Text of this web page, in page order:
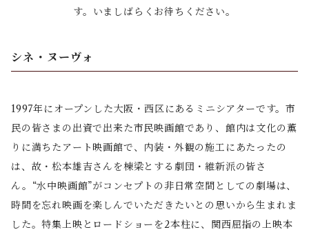
す。いましばらくお待ちください。
シネ・ヌーヴォ
1997年にオープンした大阪・西区にあるミニシアターです。市
民の皆さまの出資で出来た市民映画館であり、館内は文化の薫
りに満ちたアート映画館で、内装・外観の施工にあたったの
は、故・松本雄吉さんを棟梁とする劇団・維新派の皆さ
ん。“水中映画館”がコンセプトの非日常空間としての劇場は、
時間を忘れ映画を楽しんでいただきたいとの思いから生まれま
した。特集上映とロードショーを2本柱に、関西屈指の上映本